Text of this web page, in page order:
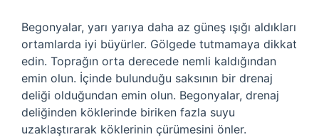
Begonyalar, yarı yarıya daha az güneş ışığı aldıkları
ortamlarda iyi büyürler. Gölgede tutmamaya dikkat
edin. Toprağın orta derecede nemli kaldığından
emin olun. İçinde bulunduğu saksının bir drenaj
deliği olduğundan emin olun. Begonyalar, drenaj
deliğinden köklerinde biriken fazla suyu
uzaklaştırarak köklerinin çürümesini önler.